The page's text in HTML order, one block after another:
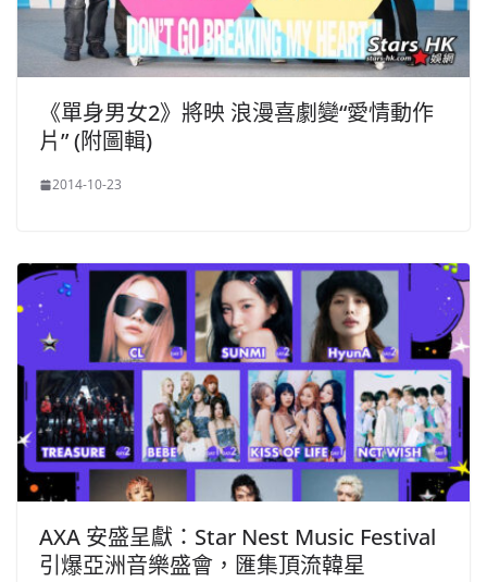
《單身男女2》將映 浪漫喜劇變“愛情動作
片” (附圖輯)
2014-10-23
AXA 安盛呈獻：Star Nest Music Festival
引爆亞洲音樂盛會，匯集頂流韓星